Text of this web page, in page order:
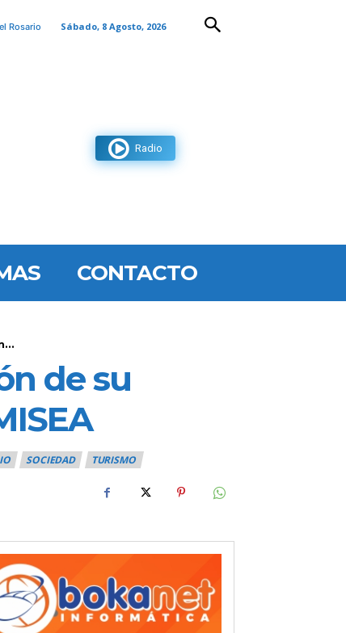
Rosario Sábado, 8 Agosto, 2026
Radio
CONTACTO
de su
SOCIEDAD TURISMO